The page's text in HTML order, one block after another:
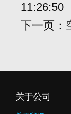
11:26:50
下一页：
关于公司